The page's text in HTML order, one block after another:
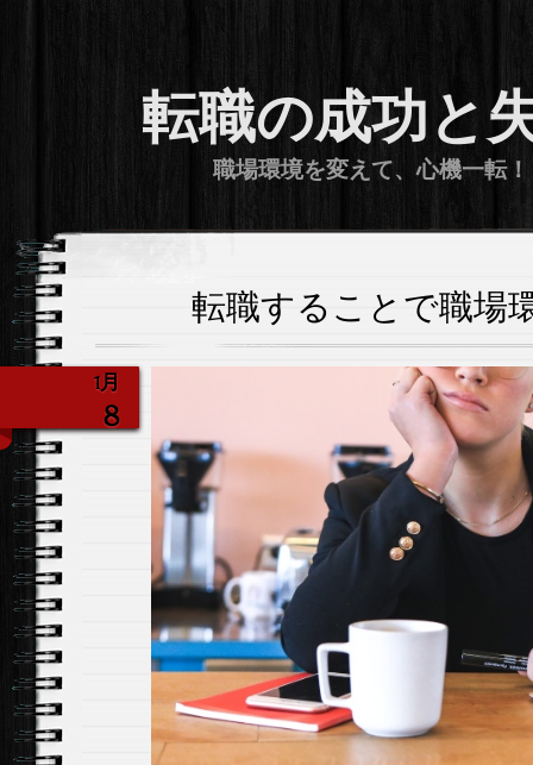
転職の成功と
職場環境を変えて、心機一転！
転職することで職場
1月
8